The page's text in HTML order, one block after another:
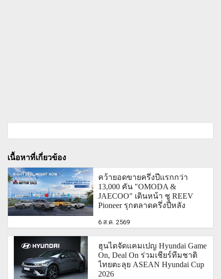
เนื้อหาที่เกี่ยวข้อง
คว้ายอดขายครึ่งปีแรกกว่า
13,000 คัน "OMODA &
JAECOO" เดินหน้า ชู REEV
Pioneer รุกตลาดครึ่งปีหลัง
6 ส.ค. 2569
ฮุนไดจัดแคมเปญ Hyundai Game
On, Deal On ร่วมเชียร์ทีมชาติ
ไทยตะลุย ASEAN Hyundai Cup
2026